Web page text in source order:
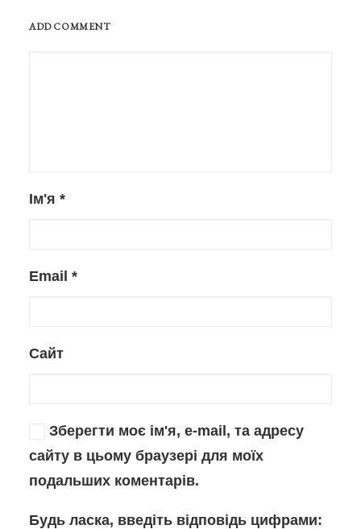
ADD COMMENT
Ім'я *
Email *
Сайт
Зберегти моє ім'я, e-mail, та адресу
сайту в цьому браузері для моїх
подальших коментарів.
Будь ласка, введіть відповідь цифрами: